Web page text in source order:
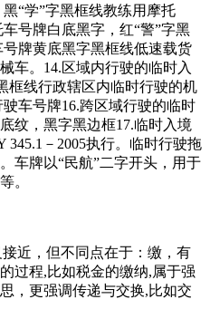
“学”字黑框线教练用摩托
号牌白底黑字，红“警”字黑
牌黄底黑字黑框线低速载货
车。14.区域内行驶的临时入
框线行政辖区内临时行驶的机
车号牌16.跨区域行驶的临时
纹，黑字黑边框17.临时入境
345.1－2005执行。临时行驶拖
车牌以“民航”二字开头，用于
。
近，但不同点在于：缴，有
过程,比如税金的缴纳,属于强
，更强调传递与交换,比如交